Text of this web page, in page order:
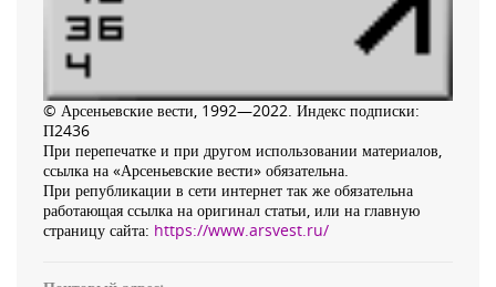
© Арсеньевские вести, 1992—2022. Индекс подписки:
П2436
При перепечатке и при другом использовании материалов,
ссылка на «Арсеньевские вести» обязательна.
При републикации в сети интернет так же обязательна
работающая ссылка на оригинал статьи, или на главную
страницу сайта: https://www.arsvest.ru/